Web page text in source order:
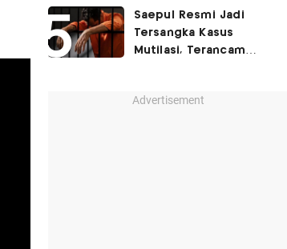
Rocuronium
Saepul Resmi Jadi
Tersangka Kasus
Mutilasi, Terancam
Advertisement